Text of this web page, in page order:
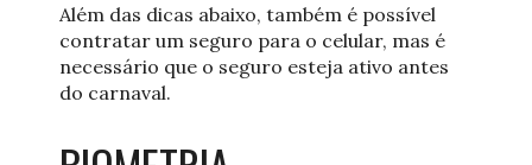
Além das dicas abaixo, também é possível
contratar um seguro para o celular, mas é
necessário que o seguro esteja ativo antes
do carnaval.